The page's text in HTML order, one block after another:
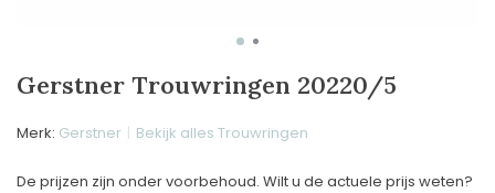
Gerstner Trouwringen 20220/5
Merk: Gerstner Bekijk alles Trouwringen
De prijzen zijn onder voorbehoud. Wilt u de actuele prijs weten?